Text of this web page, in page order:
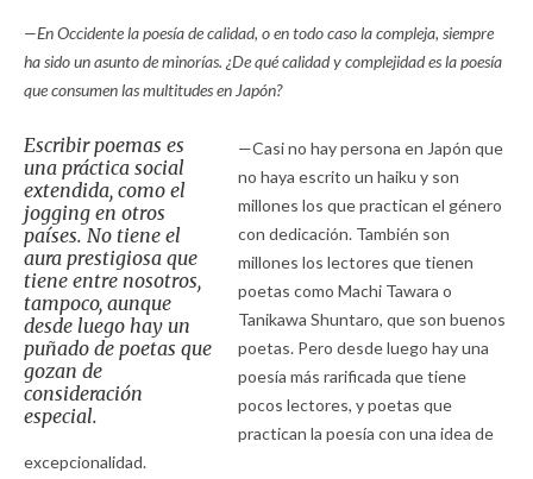
—En Occidente la poesía de calidad, o en todo caso la compleja, siempre
ha sido un asunto de minorías. ¿De qué calidad y complejidad es la poesía
que consumen las multitudes en Japón?
Escribir poemas es
una práctica social
extendida, como el
jogging en otros
países. No tiene el
aura prestigiosa que
tiene entre nosotros,
tampoco, aunque
desde luego hay un
puñado de poetas que
gozan de
consideración
especial.
—Casi no hay persona en Japón que
no haya escrito un haiku y son
millones los que practican el género
con dedicación. También son
millones los lectores que tienen
poetas como Machi Tawara o
Tanikawa Shuntaro, que son buenos
poetas. Pero desde luego hay una
poesía más rarificada que tiene
pocos lectores, y poetas que
practican la poesía con una idea de
excepcionalidad.